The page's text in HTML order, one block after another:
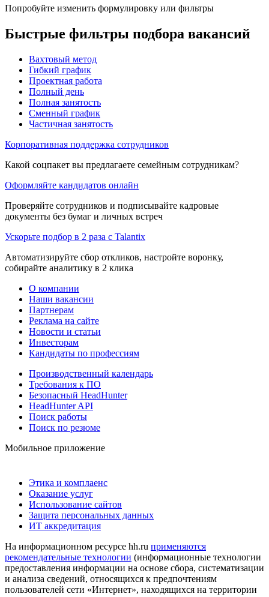
Попробуйте изменить формулировку или фильтры
Быстрые фильтры подбора вакансий
Вахтовый метод
Гибкий график
Проектная работа
Полный день
Полная занятость
Сменный график
Частичная занятость
Корпоративная поддержка сотрудников
Какой соцпакет вы предлагаете семейным сотрудникам?
Оформляйте кандидатов онлайн
Проверяйте сотрудников и подписывайте кадровые
документы без бумаг и личных встреч
Ускорьте подбор в 2 раза с Talantix
Автоматизируйте сбор откликов, настройте воронку,
собирайте аналитику в 2 клика
О компании
Наши вакансии
Партнерам
Реклама на сайте
Новости и статьи
Инвесторам
Кандидаты по профессиям
Производственный календарь
Требования к ПО
Безопасный HeadHunter
HeadHunter API
Поиск работы
Поиск по резюме
Мобильное приложение
Этика и комплаенс
Оказание услуг
Использование сайтов
Защита персональных данных
ИТ аккредитация
На информационном ресурсе hh.ru применяются
рекомендательные технологии (информационные технологии
предоставления информации на основе сбора, систематизации
и анализа сведений, относящихся к предпочтениям
пользователей сети «Интернет», находящихся на территории